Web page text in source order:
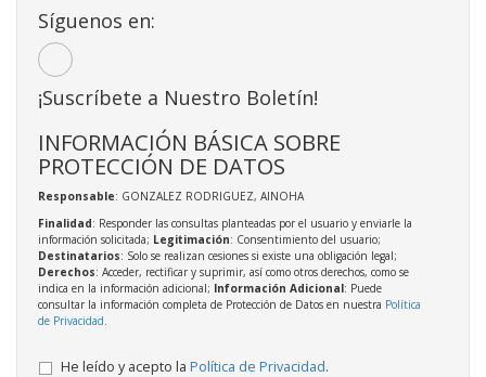
Síguenos en:
¡Suscríbete a Nuestro Boletín!
INFORMACIÓN BÁSICA SOBRE
PROTECCIÓN DE DATOS
Responsable: GONZALEZ RODRIGUEZ, AINOHA
Finalidad: Responder las consultas planteadas por el usuario y enviarle la
información solicitada; Legitimación: Consentimiento del usuario;
Destinatarios: Solo se realizan cesiones si existe una obligación legal;
Derechos: Acceder, rectificar y suprimir, así como otros derechos, como se
indica en la información adicional; Información Adicional: Puede
consultar la información completa de Protección de Datos en nuestra Política
de Privacidad
He leído y acepto la Política de Privacidad.